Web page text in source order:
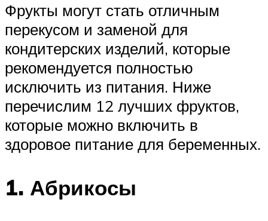
Фрукты могут стать отличным
перекусом и заменой для
кондитерских изделий, которые
рекомендуется полностью
исключить из питания. Ниже
перечислим 12 лучших фруктов,
которые можно включить в
здоровое питание для беременных.
1. Абрикосы